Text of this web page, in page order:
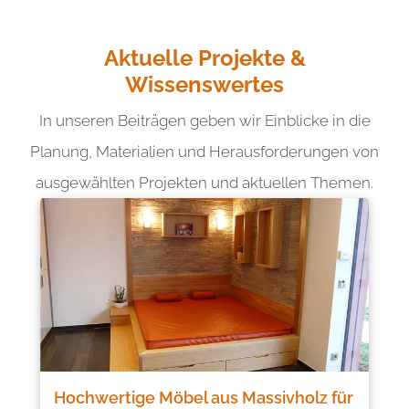
Aktuelle Projekte &
Wissenswertes
In unseren Beiträgen geben wir Einblicke in die
Planung, Materialien und Herausforderungen von
ausgewählten Projekten und aktuellen Themen.
Hochwertige Möbel aus Massivholz für